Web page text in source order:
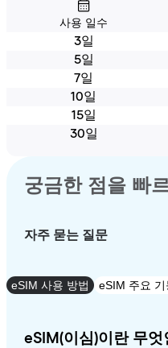
사용 일수
3일
5일
7일
10일
15일
30일
궁금한 점을 빠
자주 묻는 질문
eSIM 사용 방법 eSIM 주요 기
eSIM(이심)이란 무엇